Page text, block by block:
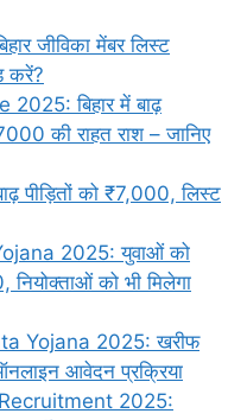
जीविका मेंबर लिस्ट
करें?
बिहार में बाढ़
की राहत राश – जानिए
पीड़ितों को ₹7,000, लिस्ट
2025: युवाओं को
नियोक्ताओं को भी मिलेगा
Yojana 2025: खरीफ
आवेदन प्रक्रिया
2025: